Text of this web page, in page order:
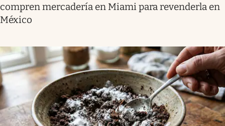
compren mercadería en Miami para revenderla en
México